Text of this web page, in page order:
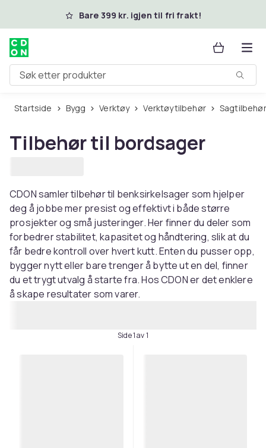
Hopp til hovedinnholdBare 399 kr. igjen til fri frakt!
Søk etter produkter
Startside Bygg Verktøy Verktøytilbehør Sagtilbehør
Tilbehør til bordsager
CDON samler tilbehør til benksirkelsager som hjelper
deg å jobbe mer presist og effektivt i både større
prosjekter og små justeringer. Her finner du deler som
forbedrer stabilitet, kapasitet og håndtering, slik at du
får bedre kontroll over hvert kutt. Enten du pusser opp,
bygger nytt eller bare trenger å bytte ut en del, finner
du et trygt utvalg å starte fra. Hos CDON er det enklere
å skape resultater som varer.
Side 1 av 1